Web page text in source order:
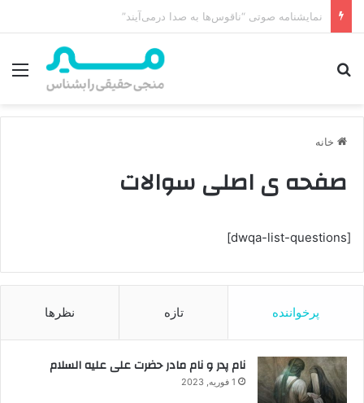
خانه
صفحه ی اصلی سوالات
[dwqa-list-questions]
پرخواننده تازه نظرها
نام پدر و نام مادر حضرت علی علیه السلام
1 فوریه, 2023